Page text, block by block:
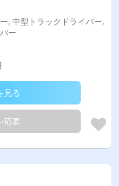
, 中型トラックドライバー,
ー
見る
応募